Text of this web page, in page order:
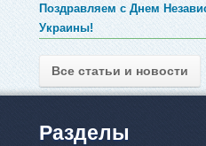
Поздравляем с Днем
Украины!
Все статьи и новости
Разделы